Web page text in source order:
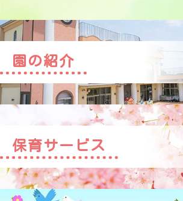
園の紹介
保育サービス